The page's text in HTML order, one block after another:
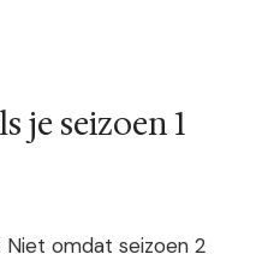
je seizoen 1
Niet omdat seizoen 2